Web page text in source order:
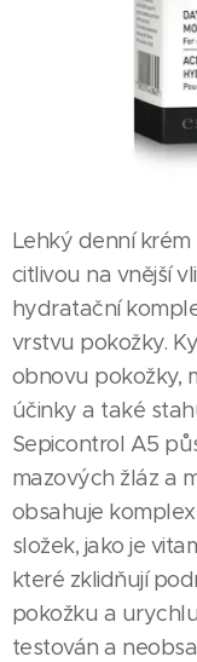
Lehký denní
citlivou na vnější
hydratační
vrstvu pokožky.
obnovu pokožky,
účinky a také
Sepicontrol A5
mazových žláz a
obsahuje
složek, jako je
které zklidňují
pokožku a
testován a